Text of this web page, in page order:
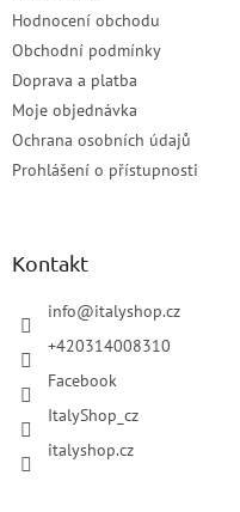
Hodnocení obchodu
Obchodní podmínky
Doprava a platba
Moje objednávka
Ochrana osobních údajů
Prohlášení o přístupnosti
Kontakt
info@italyshop.cz
+420314008310
Facebook
ItalyShop_cz
italyshop.cz